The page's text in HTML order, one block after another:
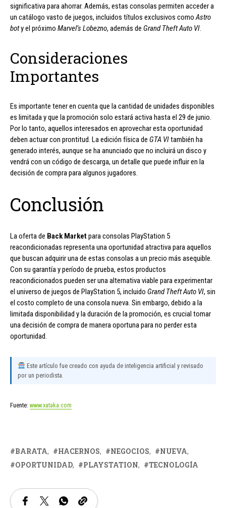
significativa para ahorrar. Además, estas consolas permiten acceder a
un catálogo vasto de juegos, incluidos títulos exclusivos comoAstro
boty el próximo Marvel’s Lobezno, además de Grand Theft Auto VI.
Consideraciones
Importantes
Es importante tener en cuenta que la cantidad de unidades disponibles
es limitada y que la promoción solo estará activa hasta el 29 de junio.
Por lo tanto, aquellos interesados en aprovechar esta oportunidad
deben actuar con prontitud. La edición física de GTA VItambién ha
generado interés, aunque se ha anunciado que no incluirá un disco y
vendrá con un código de descarga, un detalle que puede influir en la
decisión de compra para algunos jugadores.
Conclusión
La oferta de Back Marketpara consolas PlayStation 5
reacondicionadas representa una oportunidad atractiva para aquellos
que buscan adquirir una de estas consolas a un precio más asequible.
Con su garantía y período de prueba, estos productos
reacondicionados pueden ser una alternativa viable para experimentar
el universo de juegos de PlayStation 5, incluido Grand Theft Auto VI, sin
el costo completo de una consola nueva. Sin embargo, debido a la
limitada disponibilidad y la duración de la promoción, es crucial tomar
una decisión de compra de manera oportuna para no perder esta
oportunidad.
Este artículo fue creado con ayuda de inteligencia artificial y revisado
por un periodista.
Fuente: www.xataka.com
BARATA HACERNOS NEGOCIOS
NUEVA
OPORTUNIDAD
PLAYSTATION TECNOLOGÍA